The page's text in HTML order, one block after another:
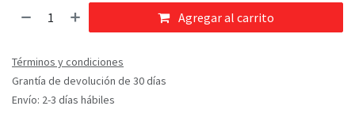
Agregar al carrito
Términos y condiciones
Grantía de devolución de 30 días
Envío: 2-3 días hábiles